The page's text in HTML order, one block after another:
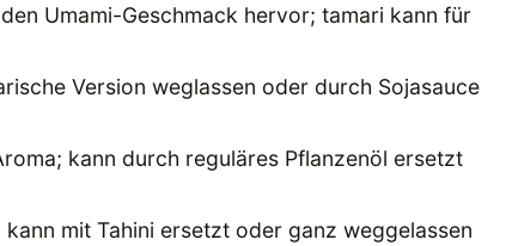
Umami-Geschmack hervor; tamari kann für
Version weglassen oder durch Sojasauce
kann durch reguläres Pflanzenöl ersetzt
kann mit Tahini ersetzt oder ganz weggelassen